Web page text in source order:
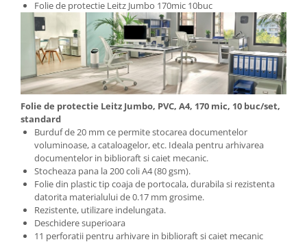
Articole pentru rufe, casa,
geamuri, mobila
Articole pentru birou, suprafete,
pardoseli
Intretinere si odorizante masina
Saci de gunoi
Accesorii pentru curatenie
Tipografie si stampile
Formulare tipizate
Caiete si blocnotesuri
personalizate
Stampile, tusiere si tus
Protectia muncii si Imbracaminte
Folie de protectie Leitz Jumbo 170mic 10buc
Folie de protectie Leitz Jumbo, PVC, A4, 170 mic, 10 buc/set,
standard
Burduf de 20 mm ce permite stocarea documentelor
voluminoase, a cataloagelor, etc. Ideala pentru arhivarea
documentelor in biblioraft si caiet mecanic.
Stocheaza pana la 200 coli A4 (80 gsm).
Folie din plastic tip coaja de portocala, durabila si rezistenta
datorita materialului de 0.17 mm grosime.
Rezistente, utilizare indelungata.
Deschidere superioara
11 perforatii pentru arhivare in biblioraft si caiet mecanic